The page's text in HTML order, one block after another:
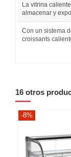
La vitrina
almacenar y
Con un sistema
croissants
16 otros
-8%